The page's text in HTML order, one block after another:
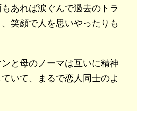
あれば涙ぐんで過去のトラ
笑顔で人を思いやったりも
ンと母のノーマは互いに精神
いて、まるで恋人同士のよ